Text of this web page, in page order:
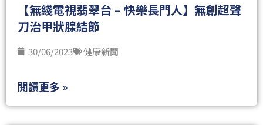
【無綫電視翡翠台 – 快樂長門人】無創超聲
刀治甲狀腺結節
30/06/2023 健康新聞
閱讀更多 »